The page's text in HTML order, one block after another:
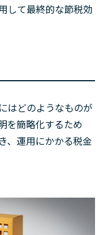
して最終的な節税効
はどのようなものが
を簡略化するため
、運用にかかる税金